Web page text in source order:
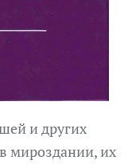
и других
мироздании, их